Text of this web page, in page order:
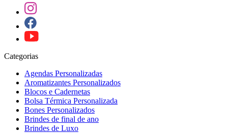
Categorias
Agendas Personalizadas
Aromatizantes Personalizados
Blocos e Cadernetas
Bolsa Térmica Personalizada
Bones Personalizados
Brindes de final de ano
Brindes de Luxo